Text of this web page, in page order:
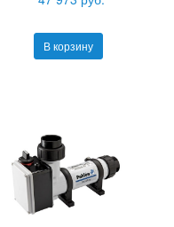
В корзину